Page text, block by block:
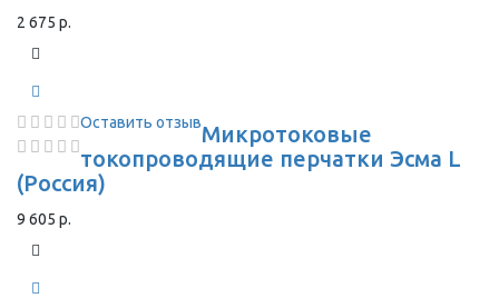
2 675 р.
Оставить отзывМикротоковые
токопроводящие перчатки Эсма L
(Россия)
9 605 р.